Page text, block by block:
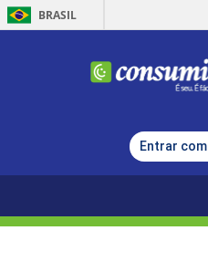
BRASIL
Entrar com